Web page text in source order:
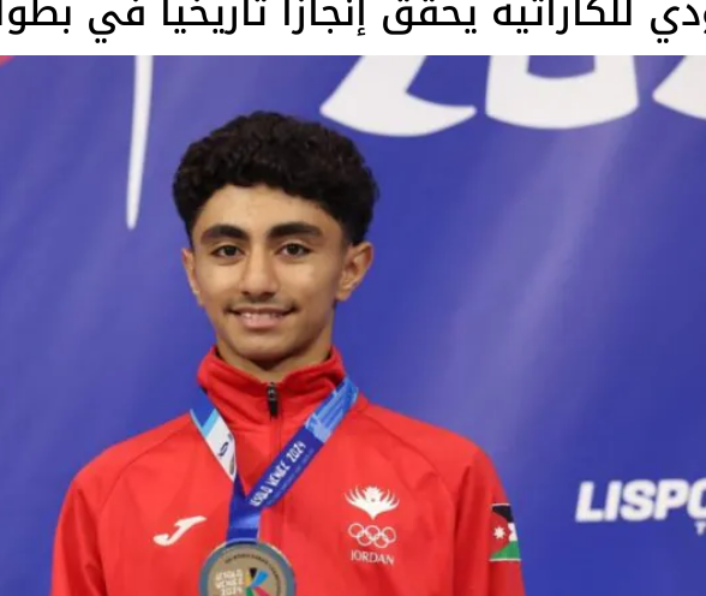
بالسباق، علّق الجوادي على أدائه قائلًا: “أعلم أن الجميع كان يشعر بالألم،
والتركيز في اللحظات الحاسمة، وهو ما يميز الأبطال الكبار. حصاد ذهبي في
أول لقبين عالميين في مسيرة الجوادي الاحترافية، ويأتي بعد أن حل رابعًا في
السباحة العالمية. الجوادي يثبت يومًا بعد يوم أنه قوة لا يستهان بها في عالم